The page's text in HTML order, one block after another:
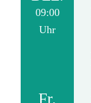
09:00
Uhr
Fr.